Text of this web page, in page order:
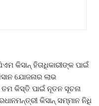
କିସାନ୍ ହିତାଧିକାରୀଙ୍କ ପାଇଁ
ଯୋଜନାର ଲାଭ
କିସ୍ତି ପାଇଁ ନୂତନ ସୂଚନା
କିସାନ୍ ସମ୍ମାନ ନିଧି